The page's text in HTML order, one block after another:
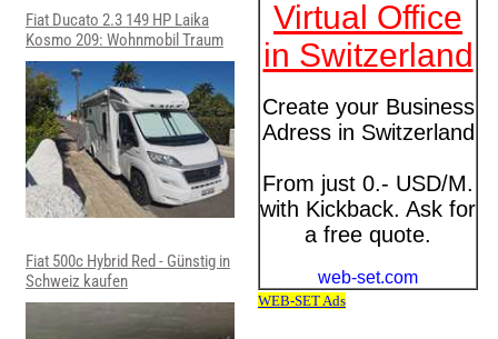
Fiat Ducato 2.3 149 HP Laika
Kosmo 209: Wohnmobil Traum
Fiat 500c Hybrid Red - Günstig in
Schweiz kaufen